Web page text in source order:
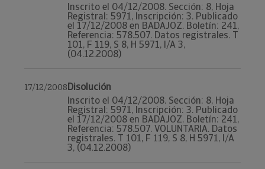
Inscrito el 04/12/2008. Sección: 8, Hoja
Registral: 5971, Inscripción: 3. Publicado
el 17/12/2008 en BADAJOZ. Boletín: 241,
Referencia: 578.507. Datos registrales. T
101, F 119, S 8, H 5971, I/A 3,
(04.12.2008)
17/12/2008Disolución
Inscrito el 04/12/2008. Sección: 8, Hoja
Registral: 5971, Inscripción: 3. Publicado
el 17/12/2008 en BADAJOZ. Boletín: 241,
Referencia: 578.507. VOLUNTARIA. Datos
registrales. T 101, F 119, S 8, H 5971, I/A
3, (04.12.2008)